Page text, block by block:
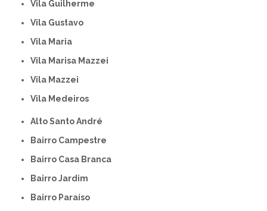
Vila Guilherme
Vila Gustavo
Vila Maria
Vila Marisa Mazzei
Vila Mazzei
Vila Medeiros
Alto Santo André
Bairro Campestre
Bairro Casa Branca
Bairro Jardim
Bairro Paraíso